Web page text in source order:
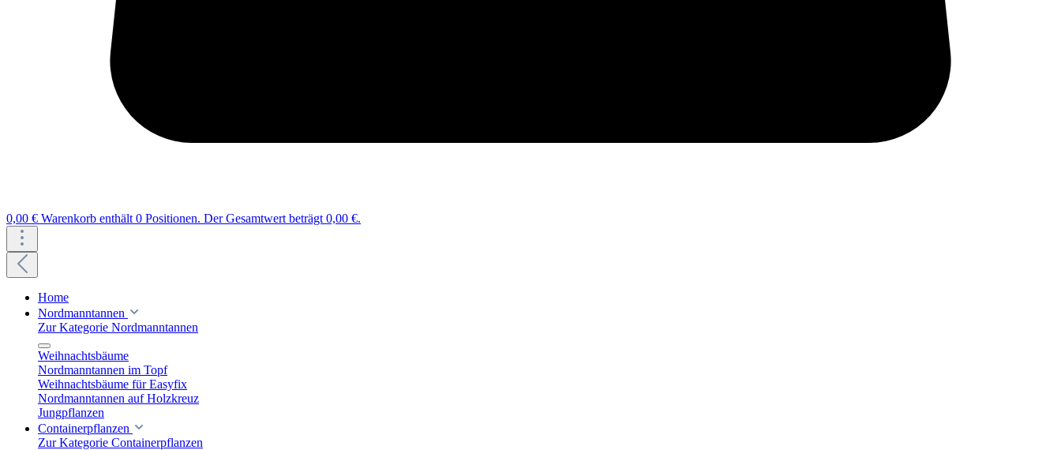
0,00 € Warenkorb enthält 0 Positionen. Der Gesamtwert beträgt 0,00 €.
Home
Nordmanntannen
Zur Kategorie Nordmanntannen
Weihnachtsbäume
Nordmanntannen im Topf
Weihnachtsbäume für Easyfix
Nordmanntannen auf Holzkreuz
Jungpflanzen
Containerpflanzen
Zur Kategorie Containerpflanzen